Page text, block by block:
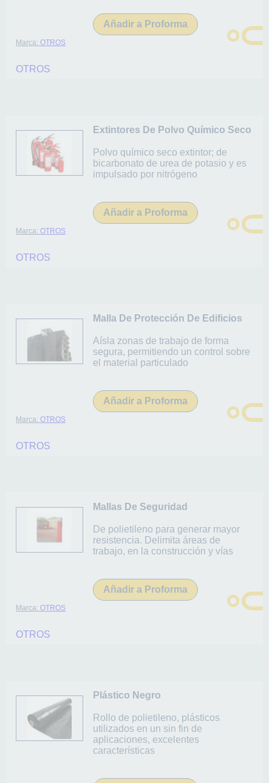
Marca: OTROS
OTROS
Añadir a Proforma
Marca: OTROS
OTROS
Extintores De Polvo Químico Seco
Polvo químico seco extintor; de
bicarbonato de urea de potasio y es
impulsado por nitrógeno
Añadir a Proforma
Marca: OTROS
OTROS
Malla De Protección De Edificios
Aísla zonas de trabajo de forma
segura, permitiendo un control sobre
el material particulado
Añadir a Proforma
Marca: OTROS
OTROS
Mallas De Seguridad
De polietileno para generar mayor
resistencia. Delimita áreas de
trabajo, en la construcción y vías
Añadir a Proforma
Plástico Negro
Rollo de polietileno, plásticos
utilizados en un sin fin de
aplicaciones, excelentes
características